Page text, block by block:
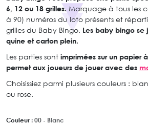
6, 12 ou 18 grilles. Marquage à tous les
à 90) numéros du loto présents et
grilles du Baby Bingo. Les baby bingo
quine et carton plein.
Les parties sont imprimées sur un papier
permet aux joueurs de jouer avec des
Choisissiez parmi plusieurs couleurs :
ou rose.
Couleur : 00 - Blanc